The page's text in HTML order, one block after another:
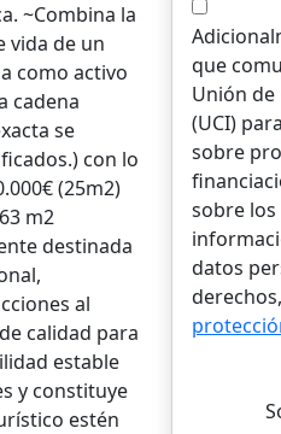
~Combina la
vida de un
como activo
cadena
se
con lo
(25m2)
m2
destinada
al
calidad para
estable
y constituye
estén
que
Unión de
(UCI)
sobre
sobre los
datos